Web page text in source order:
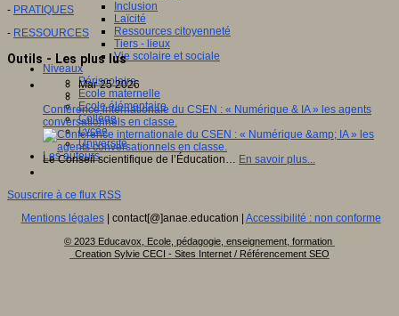
Inclusion
Laïcité
Ressources citoyenneté
Tiers - lieux
Vie scolaire et sociale
Niveaux
Périscolaire
Ecole maternelle
Ecole élémentaire
Collège
Lycée
Université
Les auteurs
- PRATIQUES
- RESSOURCES
Outils - Les plus lus
Mar 25 2026
Conférence internationale du CSEN : « Numérique & IA » les agents
conversationnels en classe.
Le Conseil scientifique de l’Éducation… En savoir plus...
Souscrire à ce flux RSS
Mentions légales| contact[@]anae.education | Accessibilité : non conforme
© 2023 Educavox, Ecole, pédagogie, enseignement, formation
Creation Sylvie CECI - Sites Internet / Référencement SEO